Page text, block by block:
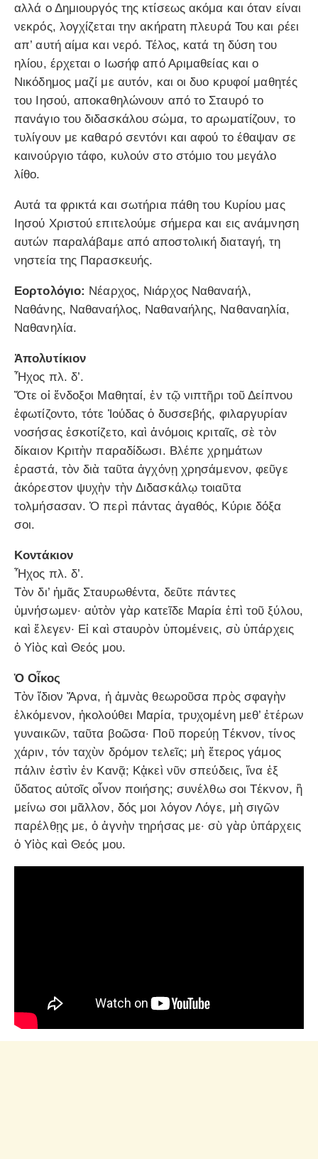
αλλά ο Δημιουργός της κτίσεως ακόμα και όταν είναι
νεκρός, λογχίζεται την ακήρατη πλευρά Του και ρέει
απ’ αυτή αίμα και νερό. Τέλος, κατά τη δύση του
ηλίου, έρχεται ο Ιωσήφ από Αριμαθείας και ο
Νικόδημος μαζί με αυτόν, και οι δυο κρυφοί μαθητές
του Ιησού, αποκαθηλώνουν από το Σταυρό το
πανάγιο του διδασκάλου σώμα, το αρωματίζουν, το
τυλίγουν με καθαρό σεντόνι και αφού το έθαψαν σε
καινούργιο τάφο, κυλούν στο στόμιο του μεγάλο
λίθο.
Αυτά τα φρικτά και σωτήρια πάθη του Κυρίου μας
Ιησού Χριστού επιτελούμε σήμερα και εις ανάμνηση
αυτών παραλάβαμε από αποστολική διαταγή, τη
νηστεία της Παρασκευής.
Εορτολόγιο: Νέαρχος, Νιάρχος Ναθαναήλ,
Ναθάνης, Ναθαναήλος, Ναθαναήλης, Ναθαναηλία,
Ναθανηλία.
Ἀπολυτίκιον
Ἦχος πλ. δ’.
Ὅτε οἱ ἔνδοξοι Μαθηταί, ἐν τῷ νιπτῆρι τοῦ Δείπνου
ἐφωτίζοντο, τότε Ἰούδας ὁ δυσσεβής, φιλαργυρίαν
νοσήσας ἐσκοτίζετο, καὶ ἀνόμοις κριταῖς, σὲ τὸν
δίκαιον Κριτὴν παραδίδωσι. Βλέπε χρημάτων
ἐραστά, τὸν διὰ ταῦτα ἀγχόνῃ χρησάμενον, φεῦγε
ἀκόρεστον ψυχὴν τὴν Διδασκάλῳ τοιαῦτα
τολμήσασαν. Ὁ περὶ πάντας ἀγαθός, Κύριε δόξα
σοι.
Κοντάκιον
Ἦχος πλ. δ’.
Τὸν δι’ ἡμᾶς Σταυρωθέντα, δεῦτε πάντες
ὑμνήσωμεν· αὐτὸν γὰρ κατεῖδε Μαρία ἐπὶ τοῦ ξύλου,
καὶ ἔλεγεν· Εἰ καὶ σταυρὸν ὑπομένεις, σὺ ὑπάρχεις
ὁ Υἱὸς καὶ Θεός μου.
Ὁ Οἶκος
Τὸν ἴδιον Ἄρνα, ἡ ἀμνὰς θεωροῦσα πρὸς σφαγὴν
ἑλκόμενον, ἠκολούθει Μαρία, τρυχομένη μεθ’ ἑτέρων
γυναικῶν, ταῦτα βοῶσα· Ποῦ πορεύῃ Τέκνον, τίνος
χάριν, τόν ταχὺν δρόμον τελεῖς; μὴ ἕτερος γάμος
πάλιν ἐστὶν ἐν Κανᾷ; Κᾀκεὶ νῦν σπεύδεις, ἵνα ἐξ
ὕδατος αὐτοῖς οἶνον ποιήσης; συνέλθω σοι Τέκνον, ἢ
μείνω σοι μᾶλλον, δός μοι λόγον Λόγε, μὴ σιγῶν
παρέλθῃς με, ὁ ἁγνὴν τηρήσας με· σὺ γὰρ ὑπάρχεις
ὁ Υἱὸς καὶ Θεός μου.